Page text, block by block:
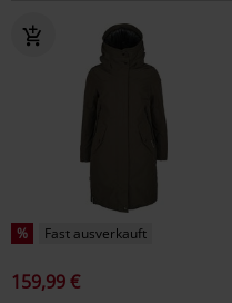
% Fast ausverkauft
159,99 €